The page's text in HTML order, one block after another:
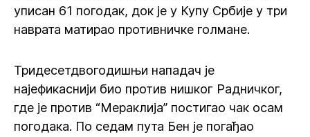
уписан 61 погодак, док је у Купу Србије у три
наврата матирао противничке голмане.
Тридесетдвогодишњи нападач је
најефикаснији био против нишког Радничког,
где је против “Мераклија” постигао чак осам
погодака. По седам пута Бен је погађао